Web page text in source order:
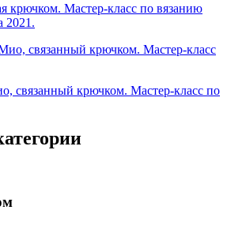
крючком. Мастер-класс по вязанию
2021.
связанный крючком. Мастер-класс по